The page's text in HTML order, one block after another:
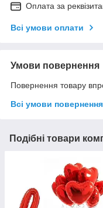
Оплата за
Всі умови оплати
Умови повернення
Повернення товару
Всі умови повернення
Подібні товари